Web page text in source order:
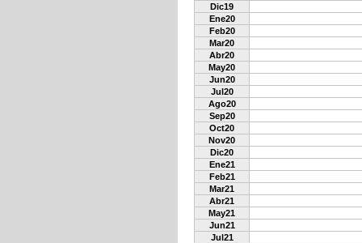
Dic19
Ene20
Feb20
Mar20
Abr20
May20
Jun20
Jul20
Ago20
Sep20
Oct20
Nov20
Dic20
Ene21
Feb21
Mar21
Abr21
May21
Jun21
Jul21